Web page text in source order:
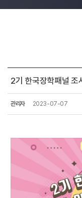
2기 한국장학패널 조
관리자 2023-07-07